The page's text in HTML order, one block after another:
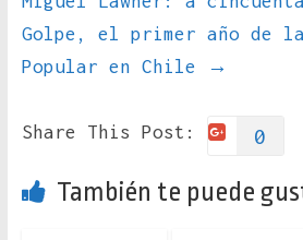
Golpe, el primer año de la
Popular en Chile
→
Share This Post: 0
También te puede